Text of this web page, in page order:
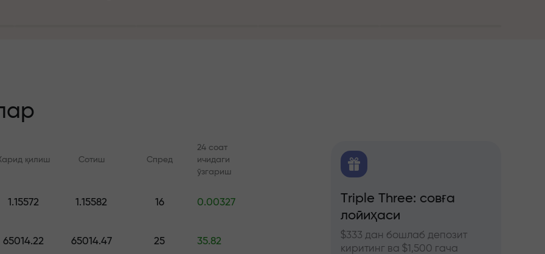
учун
жекпоти
қилиш Сотиш Спред
24 соат
ичидаги
ўзгариш
1.15572 1.15582 16 0.00327
65014.22 65014.47 25 35.82
Онлайн курслар
курслар ва вебинарлар
FX.CO билан аналитика
Triple Three: совға
лойиҳаси
$333 дан бошлаб депозит
киритинг ва $1,500 гача